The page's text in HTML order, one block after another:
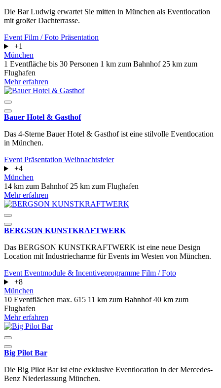
Die Bar Ludwig erwartet Sie mitten in München als Eventlocation
mit großer Dachterrasse.
Event Film / Foto Präsentation
+1
München
1 Eventfläche bis 30 Personen 1 km zum Bahnhof 25 km zum
Flughafen
Mehr erfahren
Bauer Hotel & Gasthof
Das 4-Sterne Bauer Hotel & Gasthof ist eine stilvolle Eventlocation
in München.
Event Präsentation Weihnachtsfeier
+4
München
14 km zum Bahnhof 25 km zum Flughafen
Mehr erfahren
BERGSON KUNSTKRAFT­WERK
Das BERGSON KUNSTKRAFT­WERK ist eine neue Design
Location mit Industriecharme für Events im Westen von München.
Event Eventmodule & Incentiveprogramme Film / Foto
+8
München
10 Eventflächen max. 615 11 km zum Bahnhof40 km zum
Flughafen
Mehr erfahren
Big Pilot Bar
Die Big Pilot Bar ist eine exklusive Eventlocation in der Mercedes-
Benz Niederlassung München.